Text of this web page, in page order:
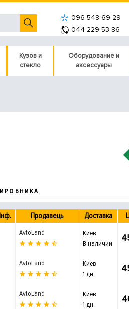
096 548 69 29
044 229 53 86
Кузов и
стекло
Оборудование и
аксессуары
Інф. Продавець Доставка
AvtoLand
Киев
В наличии
AvtoLand
Киев
1 дн.
AvtoLand
Киев
1 дн.